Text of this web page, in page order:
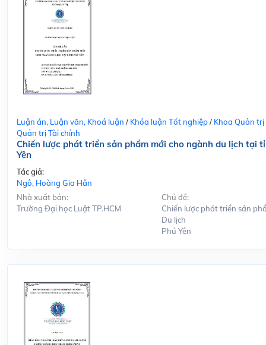
Luận án, Luận văn, Khoá luận / Khóa luận Tốt nghiệp/ Khoa Quản trị
Quản trị Tài chính
Chiến lược phát triển sản phẩm mới cho ngành du lịch tại
Yên
Tác giả:
Ngô, Hoàng Gia Hân
Nhà xuất bản:
Trường Đại học Luật TP.HCM
Chủ đề:
Chiến lược phát triển sản
Du lịch
Phú Yên